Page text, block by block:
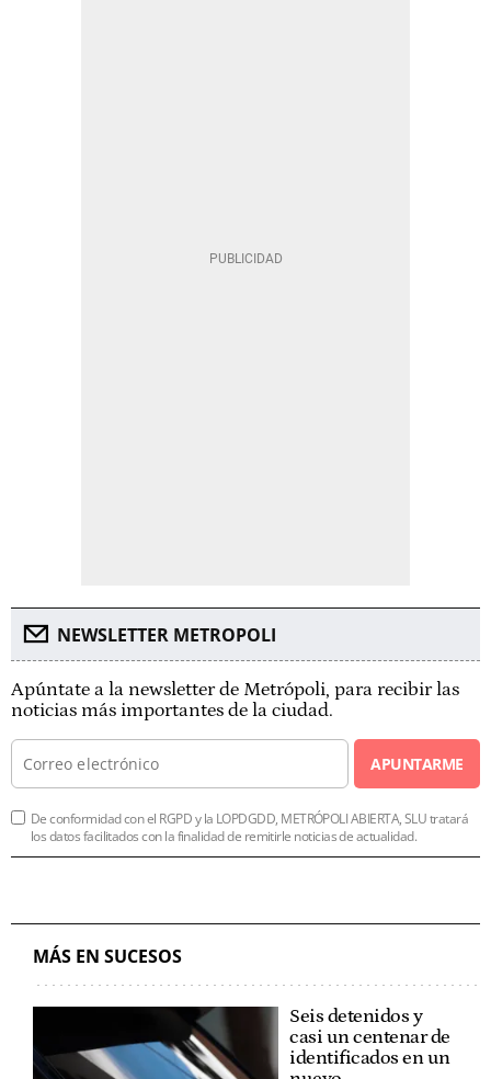
NEWSLETTER METROPOLI
Apúntate a la newsletter de Metrópoli, para recibir las
noticias más importantes de la ciudad.
APUNTARME
De conformidad con el RGPD y la LOPDGDD, METRÓPOLI ABIERTA, SLU tratará
los datos facilitados con la finalidad de remitirle noticias de actualidad.
MÁS EN SUCESOS
Seis detenidos y
casi un centenar de
identificados en un